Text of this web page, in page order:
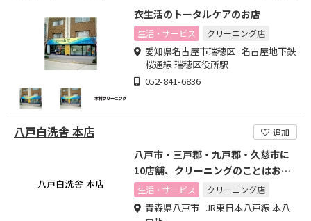
衣生活のトータルケアのお店
生活・サービス クリーニング店
愛知県名古屋市瑞穂区 名古屋地下鉄
桜通線 瑞穂区役所駅
052-841-6836
八戸白洗舎 本店 追加
八戸市・三戸郡・九戸郡・久慈市に
10店舗、クリーニングのことはお任
せ!
生活・サービス クリーニング店
青森県八戸市 JR東日本八戸線 本八